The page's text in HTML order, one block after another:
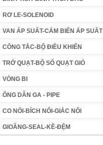
RƠ LE-SOLENOID
VAN ÁP SUẤT-CẢM BIẾN ÁP SUẤT
CÔNG TẮC-BỘ ĐIỀU KHIỂN
TRỞ QUẠT-BỘ SỐ QUẠT GIÓ
VÒNG BI
ỐNG DẪN GA - PIPE
CO NỐI-BÍCH NỐI-GIẮC NỐI
GIOĂNG-SEAL-KÊ-ĐỆM